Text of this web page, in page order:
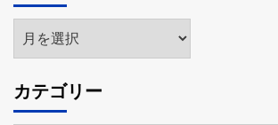
ア
ー
イ
ブ
カテゴリー